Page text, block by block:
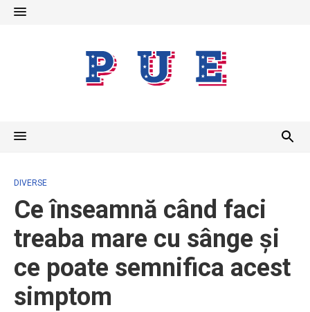
Skip
DIVERSE
Ce înseamnă când faci
treaba mare cu sânge și
ce poate semnifica acest
simptom